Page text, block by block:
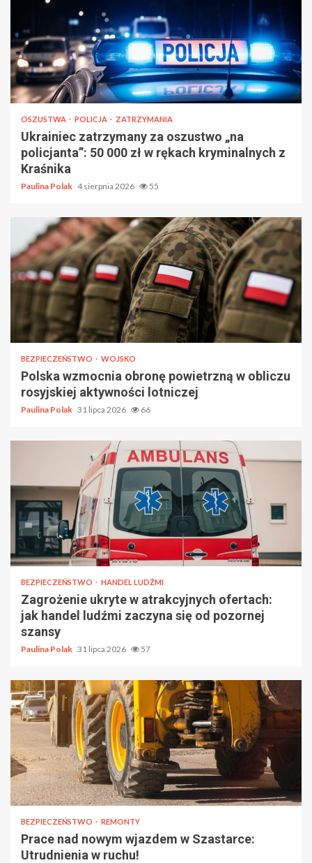
OSZUSTWA POLICJA ZATRZYMANIA
Ukrainiec zatrzymany za oszustwo „na
policjanta”: 50 000 zł w rękach kryminalnych z
Kraśnika
Paulina Polak 4 sierpnia 2026 55
BEZPIECZEŃSTWO WOJSKO
Polska wzmocnia obronę powietrzną w obliczu
rosyjskiej aktywności lotniczej
Paulina Polak 31 lipca 2026 66
BEZPIECZEŃSTWO HANDEL LUDŹMI
Zagrożenie ukryte w atrakcyjnych ofertach:
jak handel ludźmi zaczyna się od pozornej
szansy
Paulina Polak 31 lipca 2026 57
BEZPIECZEŃSTWO REMONTY
Prace nad nowym wjazdem w Szastarce:
Utrudnienia w ruchu!